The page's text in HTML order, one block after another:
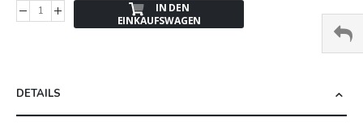
IN DEN
EINKAUFSWAGEN
DETAILS